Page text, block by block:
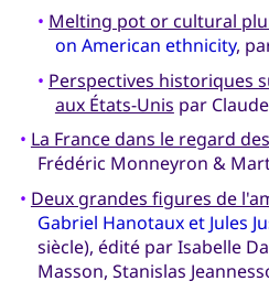
• Melting pot or cultural
on American ethnicity,
• Perspectives historiques
aux États-Unis par
• La France dans le regard
Frédéric Monneyron &
• Deux grandes figures de
Gabriel Hanotaux et Jules
siècle), édité par Isabelle
Masson, Stanislas